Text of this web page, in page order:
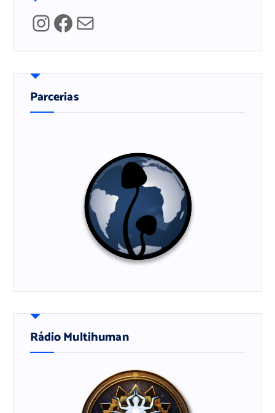
InstagramFacebook Mail
Parcerias
Rádio Multihuman